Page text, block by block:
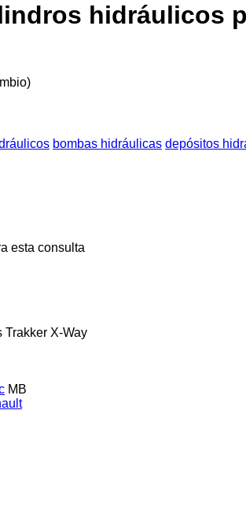
hidráulicos
bombas hidráulicas depósitos
esta consulta
Trakker X-Way
MB